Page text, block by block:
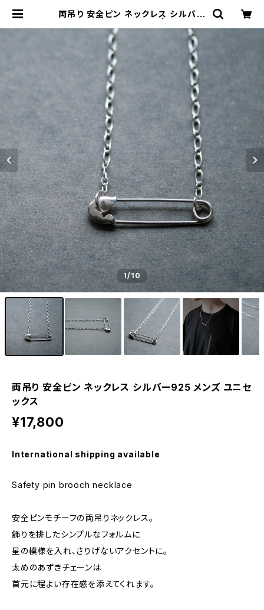
両吊り 安全ピン ネックレス シルバー
1/10
両吊り 安全ピン ネックレス シルバー925 メンズ ユニセ
ックス
¥17,800
International shipping available
Safety pin brooch necklace
安全ピンモチーフの両吊りネックレス。
飾りを排したシンプルなフォルムに
星の模様を入れ、さりげないアクセントに。
太めのあずきチェーンは
首元に程よい存在感を添えてくれます。